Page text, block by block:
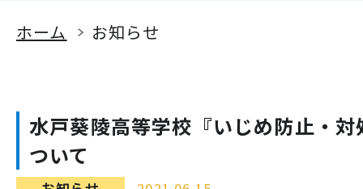
ホーム お知らせ
水戸葵陵高等学校『いじめ防止・
ついて